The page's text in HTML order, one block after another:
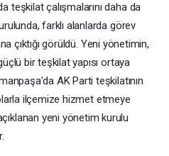
teşkilat çalışmalarını daha da
farklı alanlarda görev
çıktığı görüldü. Yeni yönetimin,
bir teşkilat yapısı ortaya
AK Parti teşkilatının
ilçemize hizmet etmeye
yeni yönetim kurulu